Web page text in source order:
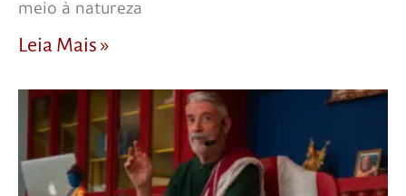
meio à natureza
Leia Mais »